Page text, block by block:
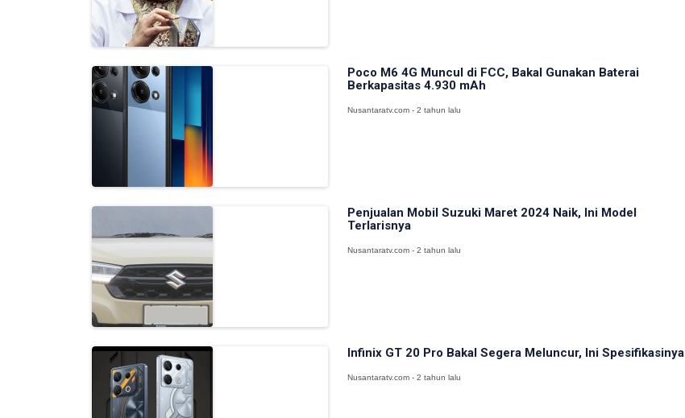
Poco M6 4G Muncul di FCC, Bakal Gunakan Baterai
Berkapasitas 4.930 mAh
Nusantaratv.com - 2 tahun lalu
Penjualan Mobil Suzuki Maret 2024 Naik, Ini Model
Terlarisnya
Nusantaratv.com - 2 tahun lalu
Infinix GT 20 Pro Bakal Segera Meluncur, Ini Spesifikasinya
Nusantaratv.com - 2 tahun lalu